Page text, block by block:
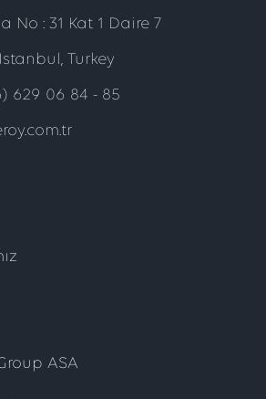
No : 31 Kat 1 Daire 7
Turkey
629 06 84 - 85
ASA